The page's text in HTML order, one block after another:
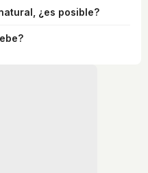
¿es posible?